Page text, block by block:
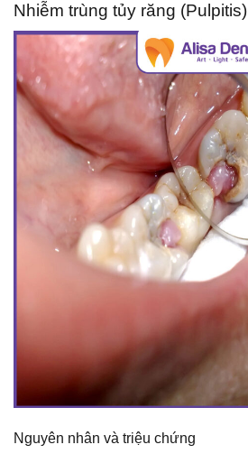
Nhiễm trùng tủy răng (Pulpitis)
Nguyên nhân và triệu chứng